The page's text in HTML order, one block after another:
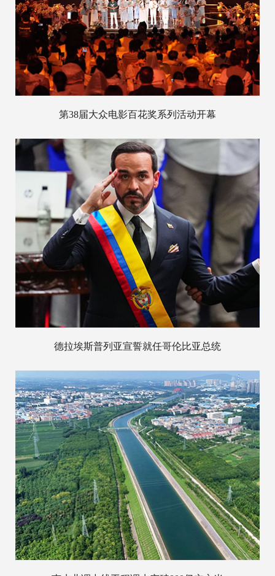
第38届大众电影百花奖系列活动开幕
德拉埃斯普列亚宣誓就任哥伦比亚总统